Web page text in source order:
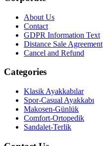
About Us
Contact
GDPR Information Text
Distance Sale Agreement
Cancel and Refund
Categories
Klasik Ayakkabılar
Spor-Casual Ayakkabı
Makosen-Günlük
Comfort-Ortopedik
Sandalet-Terlik